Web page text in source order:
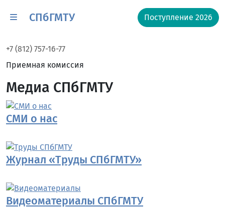
СПбГМТУ Поступление 2026
+7 (812) 757-16-77
Приемная комиссия
Медиа СПбГМТУ
СМИ о нас
Журнал «Труды СПбГМТУ»
Видеоматериалы СПбГМТУ